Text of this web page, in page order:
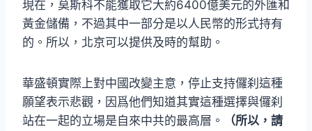
現在，莫斯科不能獲取它大約6400億美元的外匯和
黃金儲備，不過其中一部分是以人民幣的形式持有
的。所以，北京可以提供及時的幫助。
華盛頓實際上對中國改變主意，停止支持儸刹這種
願望表示悲觀，因爲他們知道其實這種選擇與儸刹
站在一起的立場是自來中共的最高層。
（所以，請